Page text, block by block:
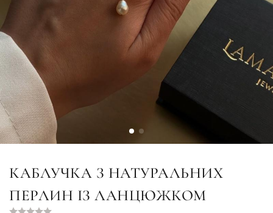
КАБЛУЧКА З НАТУРАЛЬНИХ
ПЕРЛИН ІЗ ЛАНЦЮЖКОМ